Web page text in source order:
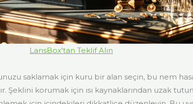
LansBox'tan Teklif Alın
saklamak için kuru bir alan seçin, bu nem
Şeklini korumak için ısı kaynaklarından uzak